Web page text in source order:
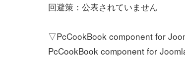
回避策：公表されていません
▽PcCookBook component for
PcCookBook component for